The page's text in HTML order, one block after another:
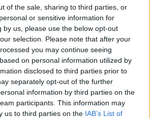
of the sale, sharing to third parties, or
or sensitive information for
by us, please use the below opt-out
selection. Please note that after your
you may continue seeing
on personal information utilized by
disclosed to third parties prior to
separately opt-out of the further
information by third parties on the
participants. This information may
us to third parties on the IAB’s List of
conversor de imágenes gratuito para
por Pierre-Emmanuel Gougelet.
visualizar, navegar, organizar y
lotes con facilidad.Conocido por su
de formatos, XnView
popular entre los
una alternativa rápida pero capaz a
de fotos más
Principales Soporte para más
JPEG, PNG, TIFF, RAW, PSD y